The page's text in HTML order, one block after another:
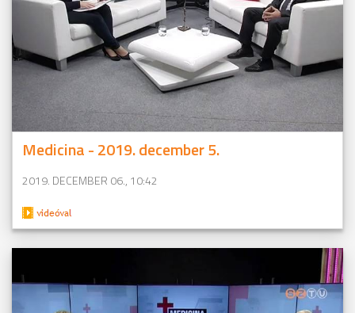
Medicina - 2019. december 5.
2019. DECEMBER 06., 10:42